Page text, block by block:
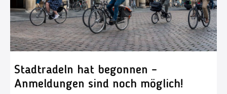
Stadtradeln hat begonnen –
Anmeldungen sind noch möglich!